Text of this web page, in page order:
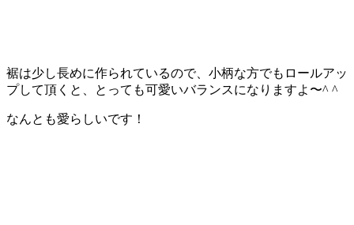
裾は少し長めに作られているので、小柄な方でもロールアッ
プして頂くと、とっても可愛いバランスになりますよ〜^ ^
なんとも愛らしいです！